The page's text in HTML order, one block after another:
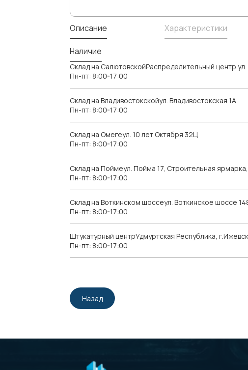
Описание Характеристики
Наличие
Склад на СалютовскойРаспределительный центр
Пн-пт: 8:00-17:00
Склад на Владивостокскойул. Владивостокская 1А
Пн-пт: 8:00-17:00
Склад на Омегеул. 10 лет Октября 32Ц
Пн-пт: 8:00-17:00
Склад на Поймеул. Пойма 17, Строительная
Пн-пт: 8:00-17:00
Склад на Воткинском шоссеул. Воткинское шоссе
Пн-пт: 8:00-17:00
Штукатурный центрУдмуртская Республика,
Пн-пт: 8:00-17:00
Назад